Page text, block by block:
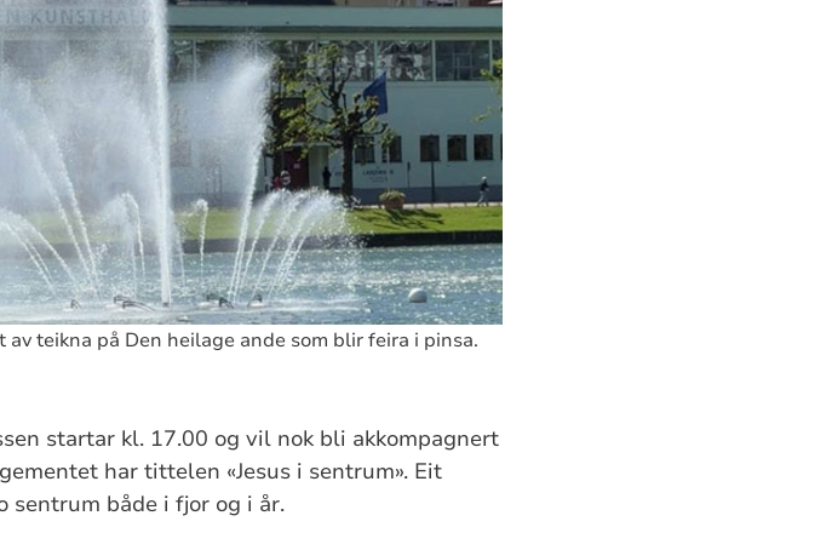
teikna på Den heilage ande som blir feira i pinsa.
startar kl. 17.00 og vil nok bli akkompagnert
har tittelen «Jesus i sentrum». Eit
både i fjor og i år.